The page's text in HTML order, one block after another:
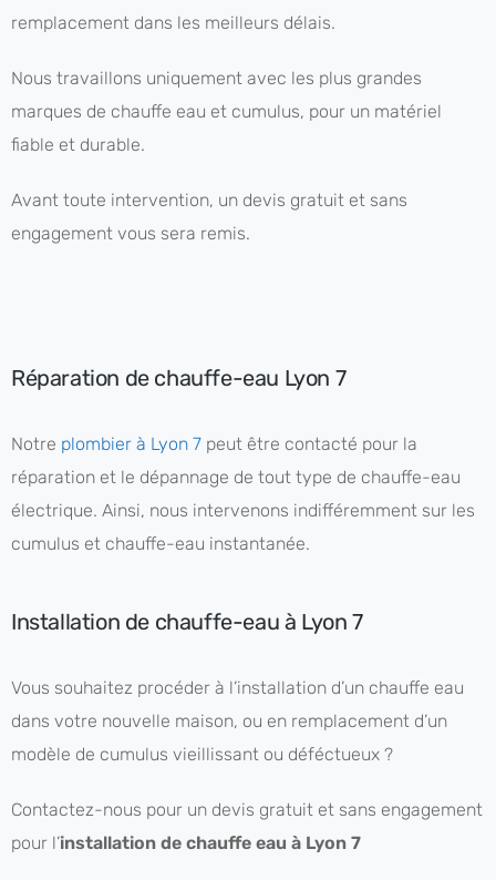
remplacement dans les meilleurs délais.
Nous travaillons uniquement avec les plus grandes
marques de chauffe eau et cumulus, pour un matériel
fiable et durable.
Avant toute intervention, un devis gratuit et sans
engagement vous sera remis.
Réparation de chauffe-eau Lyon 7
Notre plombier à Lyon 7 peut être contacté pour la
réparation et le dépannage de tout type de chauffe-eau
électrique. Ainsi, nous intervenons indifféremment sur les
cumulus et chauffe-eau instantanée.
Installation de chauffe-eau à Lyon 7
Vous souhaitez procéder à l’installation d’un chauffe eau
dans votre nouvelle maison, ou en remplacement d’un
modèle de cumulus vieillissant ou déféctueux ?
Contactez-nous pour un devis gratuit et sans engagement
pour l’installation de chauffe eau à Lyon 7